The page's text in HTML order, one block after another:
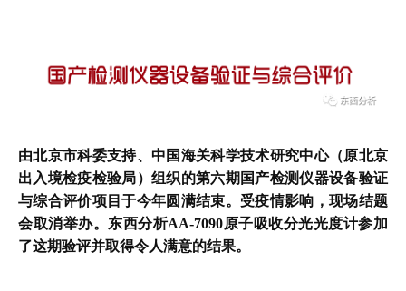
由北京市科委支持、中国海关科学技术研究中心（原北京
出入境检疫检验局）组织的第六期国产检测仪器设备验证
与综合评价项目于今年圆满结束。受疫情影响，现场结题
会取消举办。东西分析AA-7090原子吸收分光光度计参加
了这期验评并取得令人满意的结果。